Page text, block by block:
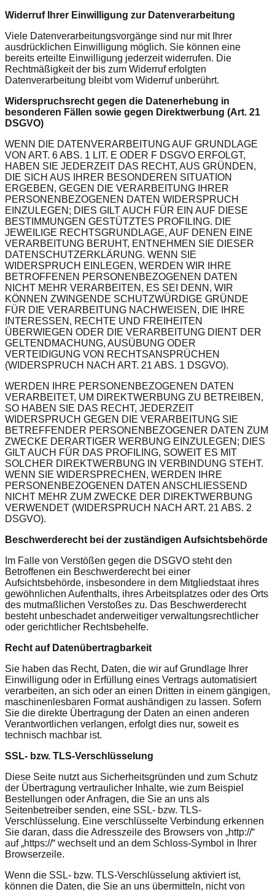
Widerruf Ihrer Einwilligung zur Datenverarbeitung
Viele Datenverarbeitungsvorgänge sind nur mit Ihrer
ausdrücklichen Einwilligung möglich. Sie können eine
bereits erteilte Einwilligung jederzeit widerrufen. Die
Rechtmäßigkeit der bis zum Widerruf erfolgten
Datenverarbeitung bleibt vom Widerruf unberührt.
Widerspruchsrecht gegen die Datenerhebung in
besonderen Fällen sowie gegen Direktwerbung (Art. 21
DSGVO)
WENN DIE DATENVERARBEITUNG AUF GRUNDLAGE
VON ART. 6 ABS. 1 LIT. E ODER F DSGVO ERFOLGT,
HABEN SIE JEDERZEIT DAS RECHT, AUS GRÜNDEN,
DIE SICH AUS IHRER BESONDEREN SITUATION
ERGEBEN, GEGEN DIE VERARBEITUNG IHRER
PERSONENBEZOGENEN DATEN WIDERSPRUCH
EINZULEGEN; DIES GILT AUCH FÜR EIN AUF DIESE
BESTIMMUNGEN GESTÜTZTES PROFILING. DIE
JEWEILIGE RECHTSGRUNDLAGE, AUF DENEN EINE
VERARBEITUNG BERUHT, ENTNEHMEN SIE DIESER
DATENSCHUTZERKLÄRUNG. WENN SIE
WIDERSPRUCH EINLEGEN, WERDEN WIR IHRE
BETROFFENEN PERSONENBEZOGENEN DATEN
NICHT MEHR VERARBEITEN, ES SEI DENN, WIR
KÖNNEN ZWINGENDE SCHUTZWÜRDIGE GRÜNDE
FÜR DIE VERARBEITUNG NACHWEISEN, DIE IHRE
INTERESSEN, RECHTE UND FREIHEITEN
ÜBERWIEGEN ODER DIE VERARBEITUNG DIENT DER
GELTENDMACHUNG, AUSÜBUNG ODER
VERTEIDIGUNG VON RECHTSANSPRÜCHEN
(WIDERSPRUCH NACH ART. 21 ABS. 1 DSGVO).
WERDEN IHRE PERSONENBEZOGENEN DATEN
VERARBEITET, UM DIREKTWERBUNG ZU BETREIBEN,
SO HABEN SIE DAS RECHT, JEDERZEIT
WIDERSPRUCH GEGEN DIE VERARBEITUNG SIE
BETREFFENDER PERSONENBEZOGENER DATEN ZUM
ZWECKE DERARTIGER WERBUNG EINZULEGEN; DIES
GILT AUCH FÜR DAS PROFILING, SOWEIT ES MIT
SOLCHER DIREKTWERBUNG IN VERBINDUNG STEHT.
WENN SIE WIDERSPRECHEN, WERDEN IHRE
PERSONENBEZOGENEN DATEN ANSCHLIESSEND
NICHT MEHR ZUM ZWECKE DER DIREKTWERBUNG
VERWENDET (WIDERSPRUCH NACH ART. 21 ABS. 2
DSGVO).
Beschwerde­recht bei der zuständigen Aufsichts­behörde
Im Falle von Verstößen gegen die DSGVO steht den
Betroffenen ein Beschwerderecht bei einer
Aufsichtsbehörde, insbesondere in dem Mitgliedstaat ihres
gewöhnlichen Aufenthalts, ihres Arbeitsplatzes oder des Orts
des mutmaßlichen Verstoßes zu. Das Beschwerderecht
besteht unbeschadet anderweitiger verwaltungsrechtlicher
oder gerichtlicher Rechtsbehelfe.
Recht auf Daten­übertrag­barkeit
Sie haben das Recht, Daten, die wir auf Grundlage Ihrer
Einwilligung oder in Erfüllung eines Vertrags automatisiert
verarbeiten, an sich oder an einen Dritten in einem gängigen,
maschinenlesbaren Format aushändigen zu lassen. Sofern
Sie die direkte Übertragung der Daten an einen anderen
Verantwortlichen verlangen, erfolgt dies nur, soweit es
technisch machbar ist.
SSL- bzw. TLS-Verschlüsselung
Diese Seite nutzt aus Sicherheitsgründen und zum Schutz
der Übertragung vertraulicher Inhalte, wie zum Beispiel
Bestellungen oder Anfragen, die Sie an uns als
Seitenbetreiber senden, eine SSL- bzw. TLS-
Verschlüsselung. Eine verschlüsselte Verbindung erkennen
Sie daran, dass die Adresszeile des Browsers von „http://“
auf „https://“ wechselt und an dem Schloss-Symbol in Ihrer
Browserzeile.
Wenn die SSL- bzw. TLS-Verschlüsselung aktiviert ist,
können die Daten, die Sie an uns übermitteln, nicht von